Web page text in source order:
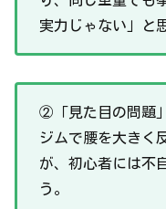
実力じゃない」と
②「見た目の問題」
ジムで腰を大きく
が、初心者には不
う。